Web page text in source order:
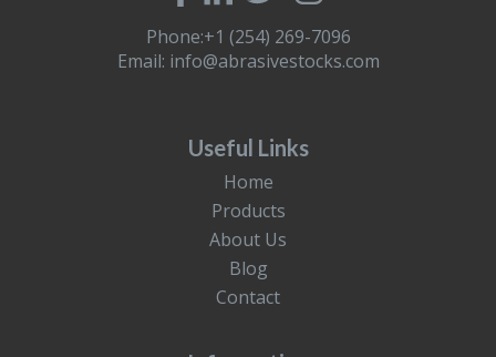
Phone:+1 (254) 269-7096
Email: info@abrasivestocks.com
Useful Links
Home
Products
About Us
Blog
Contact